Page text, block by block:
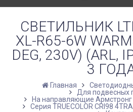
СВЕТИЛЬНИК
XL-R65-6W
DEG, 230V) (ARL,
3
Главная
Для подвесных
На направляющие Армстронг
Серия TRUECOLOR CRI98 4TRA